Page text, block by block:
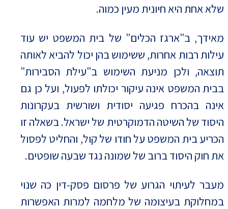
שלא אחת היא חיונית מעין כמוה.
מאידך, ב"ארגז הכלים" של בית המשפט יש עוד
עילות רבות אחרות, ששימוש בהן יכול להביא לאותה
תוצאה, ולכן מניעת השימוש ב"עילת הסבירות"
בבית המשפט אינה עיקור יכולתו לפעול, ועל כן גם
אינה בהכרח פגיעה יסודית ושורשית בעקרונות
היסוד של השיטה הדמוקרטית של ישראל. בשאלה זו
הכריע בית המשפט על חודו של קול, והחליט לפסול
את חוק היסוד ברוב של שמונה נגד שבעה שופטים.
מעבר לעיתוי הגרוע של פרסום פסק-דין כה שנוי
במחלוקת בעיצומה של מלחמה למרות האפשרות